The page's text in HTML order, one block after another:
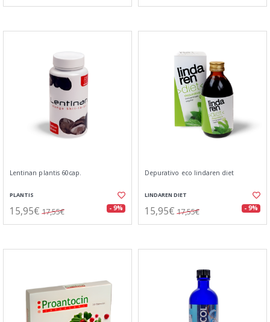
Lentinan plantis 60cap.
PLANTIS
15,95€ 17,55€ - 9%
Depurativo eco lindaren diet
LINDAREN DIET
15,95€ 17,55€ - 9%